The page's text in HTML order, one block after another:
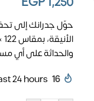
حوّل جدرانك إلى
والحداثة على أي
16
24 hours